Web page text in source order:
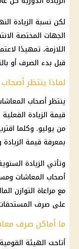
لكن نسبة الزيادة
الجهات المختصة
اللازمة، تمهيدًا
قبل بدء الصرف أو
لماذا ينتظر
ينتظر أصحاب
قيمة الزيادة
من يوليو. وكلما
بمعرفة قيمة
وتأتي الزيادة
أصحاب المعاشات
مع مراعاة التوازن
على صرف المستحقات
ما أماكن صرف معاشات
أتاحت الهيئة